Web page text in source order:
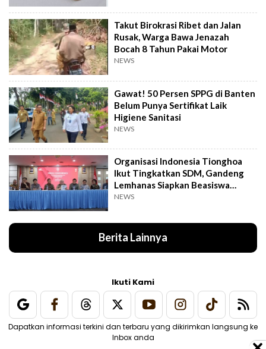
Takut Birokrasi Ribet dan Jalan
Rusak, Warga Bawa Jenazah
Bocah 8 Tahun Pakai Motor
NEWS
Gawat! 50 Persen SPPG di Banten
Belum Punya Sertifikat Laik
Higiene Sanitasi
NEWS
Organisasi Indonesia Tionghoa
Ikut Tingkatkan SDM, Gandeng
Lemhanas Siapkan Beasiswa
Hingga S3
NEWS
Berita Lainnya
Ikuti Kami
Dapatkan informasi terkini dan terbaru yang dikirimkan langsung ke
Inbox anda